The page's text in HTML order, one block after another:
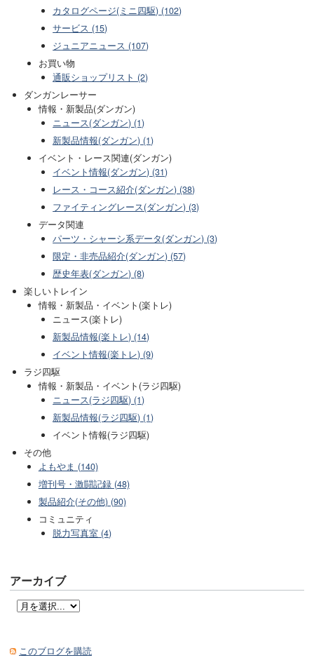
カタログページ(ミニ四駆) (102)
サービス (15)
ジュニアニュース (107)
お買い物
通販ショップリスト (2)
ダンガンレーサー
情報・新製品(ダンガン)
ニュース(ダンガン) (1)
新製品情報(ダンガン) (1)
イベント・レース関連(ダンガン)
イベント情報(ダンガン) (31)
レース・コース紹介(ダンガン) (38)
ファイティングレース(ダンガン) (3)
データ関連
パーツ・シャーシ系データ(ダンガン) (3)
限定・非売品紹介(ダンガン) (57)
歴史年表(ダンガン) (8)
楽しいトレイン
情報・新製品・イベント(楽トレ)
ニュース(楽トレ)
新製品情報(楽トレ) (14)
イベント情報(楽トレ) (9)
ラジ四駆
情報・新製品・イベント(ラジ四駆)
ニュース(ラジ四駆) (1)
新製品情報(ラジ四駆) (1)
イベント情報(ラジ四駆)
その他
よもやま (140)
増刊号・激闘記録 (48)
製品紹介(その他) (90)
コミュニティ
脱力写真室 (4)
アーカイブ
このブログを購読